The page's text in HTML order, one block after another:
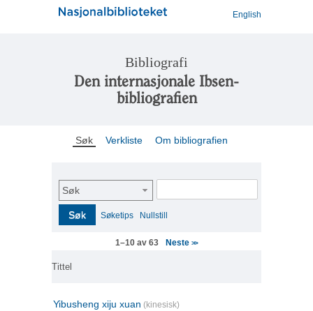
English
Bibliografi
Den internasjonale Ibsen-
bibliografien
Søk Verkliste Om bibliografien
Søk
Søk Søketips Nullstill
1–10 av 63 Neste>>
Tittel
Yibusheng xiju xuan (kinesisk)